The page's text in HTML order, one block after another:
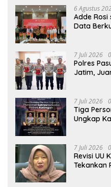
6 Agustus
Adde Rosi
Data
7 Juli 2026
Polres
Jatim,
7 Juli 2026
Tiga
Ungkap
7 Juli 2026
Revisi UU
Tekankan